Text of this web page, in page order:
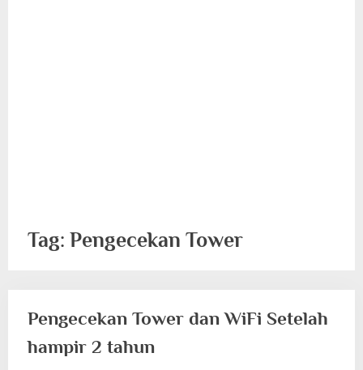
Tag: Pengecekan Tower
Pengecekan Tower dan WiFi Setelah
hampir 2 tahun